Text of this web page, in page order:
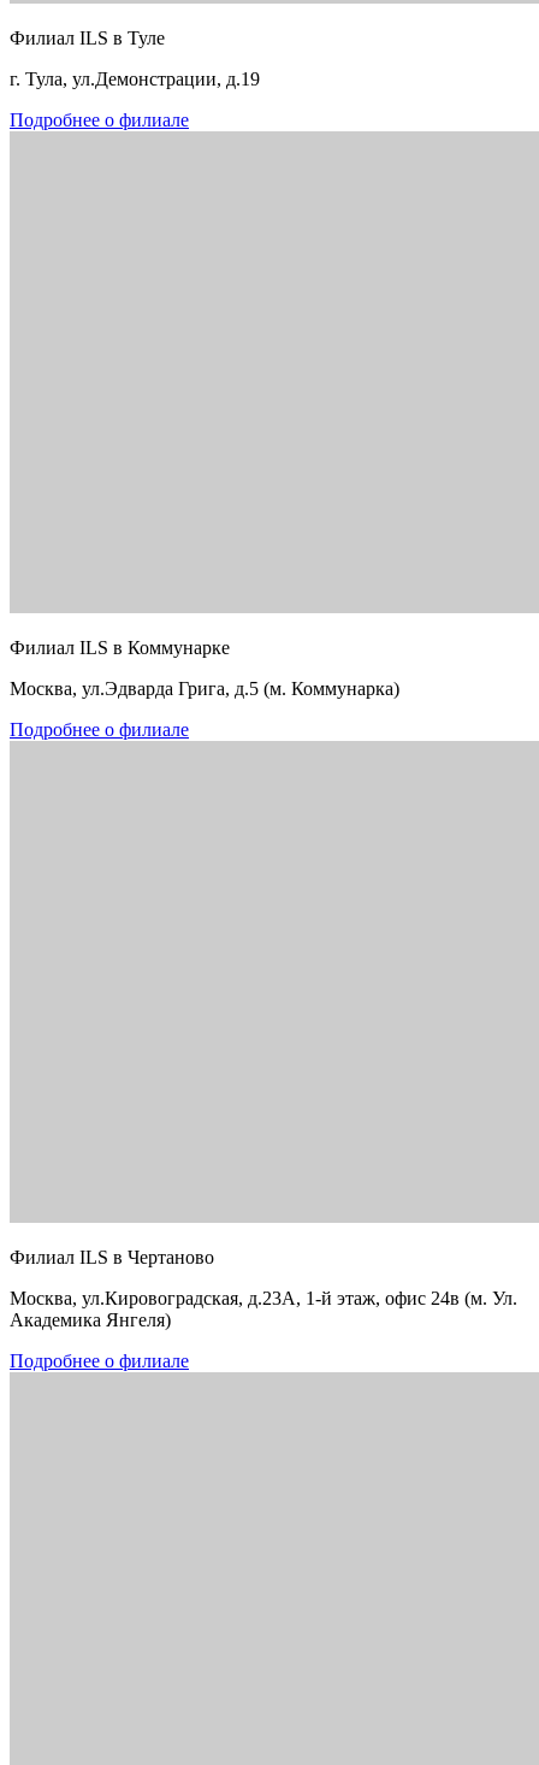
Филиал ILS в Туле
г. Тула, ул.Демонстрации, д.19
Подробнее о филиале
Филиал ILS в Коммунарке
Москва, ул.Эдварда Грига, д.5 (м. Коммунарка)
Подробнее о филиале
Филиал ILS в Чертаново
Москва, ул.Кировоградская, д.23А, 1-й этаж, офис 24в (м. Ул.
Академика Янгеля)
Подробнее о филиале